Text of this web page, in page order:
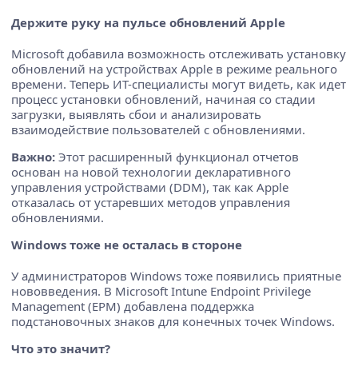
Держите руку на пульсе обновлений Apple
Microsoft добавила возможность отслеживать установку
обновлений на устройствах Apple в режиме реального
времени. Теперь ИТ-специалисты могут видеть, как идет
процесс установки обновлений, начиная со стадии
загрузки, выявлять сбои и анализировать
взаимодействие пользователей с обновлениями.
Важно: Этот расширенный функционал отчетов
основан на новой технологии декларативного
управления устройствами (DDM), так как Apple
отказалась от устаревших методов управления
обновлениями.
Windows тоже не осталась в стороне
У администраторов Windows тоже появились приятные
нововведения. В Microsoft Intune Endpoint Privilege
Management (EPM) добавлена поддержка
подстановочных знаков для конечных точек Windows.
Что это значит?